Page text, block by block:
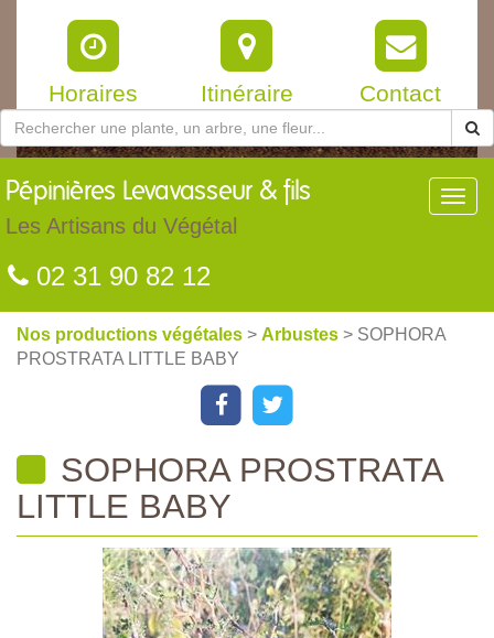
Horaires Itinéraire Contact
Pépinières Levavasseur & fils
Les Artisans du Végétal
02 31 90 82 12
Nos productions végétales > Arbustes > SOPHORA
PROSTRATA LITTLE BABY
SOPHORA PROSTRATA
LITTLE BABY